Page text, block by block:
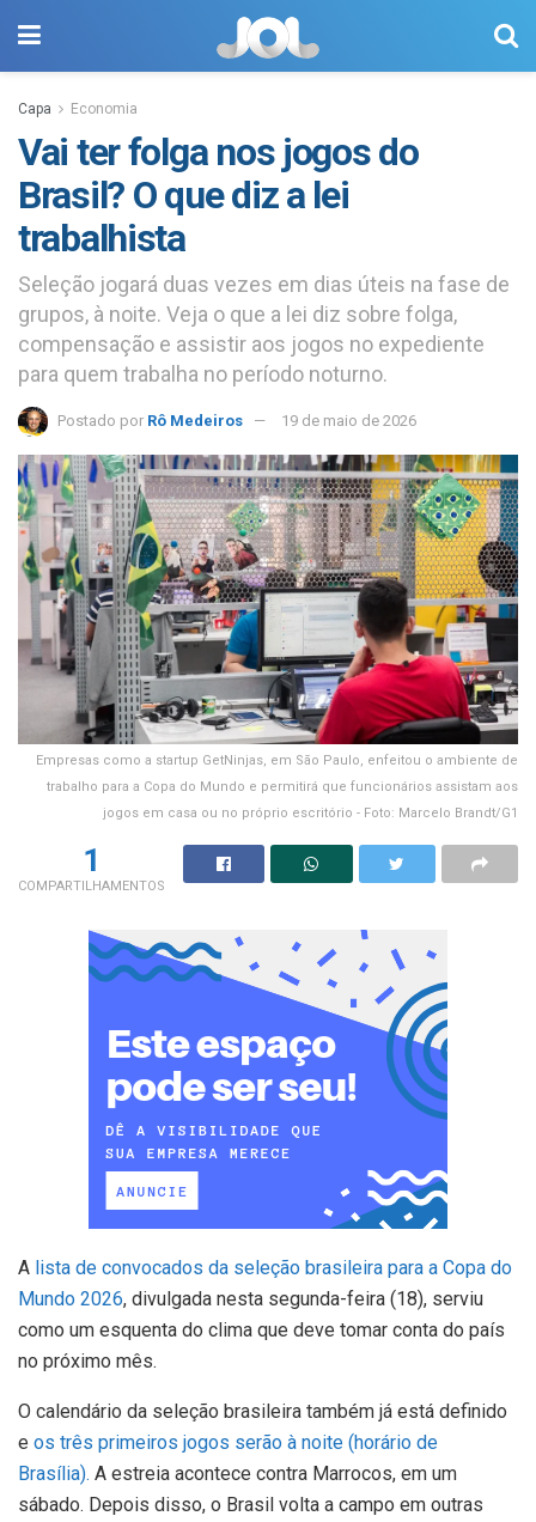
Capa Economia
Vai ter folga nos jogos do
Brasil? O que diz a lei
trabalhista
Seleção jogará duas vezes em dias úteis na fase de
grupos, à noite. Veja o que a lei diz sobre folga,
compensação e assistir aos jogos no expediente
para quem trabalha no período noturno.
Postado por Rô Medeiros 19 de maio de 2026
Empresas como a startup GetNinjas, em São Paulo, enfeitou o ambiente de
trabalho para a Copa do Mundo e permitirá que funcionários assistam aos
jogos em casa ou no próprio escritório - Foto: Marcelo Brandt/G1
1
COMPARTILHAMENTOS
A lista de convocados da seleção brasileira para a Copa do
Mundo 2026, divulgada nesta segunda-feira (18), serviu
como um esquenta do clima que deve tomar conta do país
no próximo mês.
O calendário da seleção brasileira também já está definido
e os três primeiros jogos serão à noite (horário de
Brasília). A estreia acontece contra Marrocos, em um
sábado. Depois disso, o Brasil volta a campo em outras